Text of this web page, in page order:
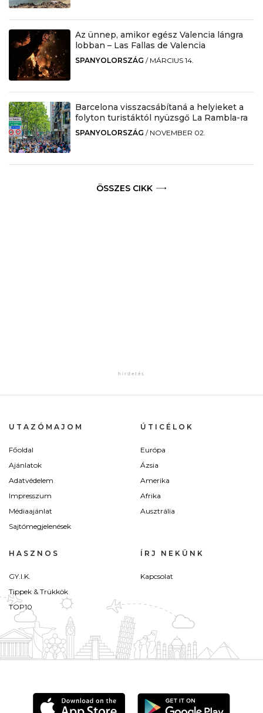
Az ünnep, amikor egész Valencia lángra
lobban – Las Fallas de Valencia
SPANYOLORSZÁG / MÁRCIUS 14.
Barcelona visszacsábítaná a helyieket a
folyton turistáktól nyüzsgő La Rambla-ra
SPANYOLORSZÁG / NOVEMBER 02.
ÖSSZES CIKK
UTAZÓMAJOM
Főoldal
Ajánlatok
Adatvédelem
Impresszum
Médiaajánlat
Sajtómegjelenések
ÚTICÉLOK
Európa
Ázsia
Amerika
Afrika
Ausztrália
HASZNOS
GY.I.K.
Tippek & Trükkök
TOP10
ÍRJ NEKÜNK
Kapcsolat